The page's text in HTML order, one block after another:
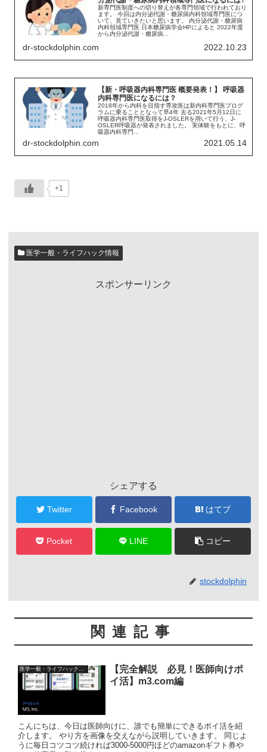
新専門医制度への切り替えが各専門領域で行われており
ます。 今回は内分泌代謝・糖尿病内科領域専門医につ
いて、見ていきたいと思います。 内分泌代謝・糖尿病
内科領域専門医 日本糖尿病学会HPによると 2022年度
から内分泌代謝・糖尿病...
dr-stockdolphin.com 2022.10.23
【新・呼吸器内科専門医 概要発表！】 呼吸器
内科専門医になるには？
2018年から内科を目指す専攻医は新内科専門医プログ
ラムに乗ることとなって早4年 去る2021年5月12日に
呼吸器内科専門医取得をJ-OSLERを用いて行う、J-
OSLER呼吸器が発表されました。 実体験をもとに、呼
吸器内科専門...
dr-stockdolphin.com 2021.05.14
+1
医学一般・ライフハック情報
スポンサーリンク
シェアする
Twitter Facebook はてブ
Pocket LINE コピー
stockdolphin
関連記事
医学一般・ライフハック情報
【完全解説 必見！医師向けポ
イ活】m3.com編
こんにちは、今日は医師向けに、誰でも簡単にできるポイ活を紹
介します。 やり方を画像を交えながら説明していきます。 同じよ
うに毎日コツコツ続ければ3000-5000円ほどのamazonギフト券や